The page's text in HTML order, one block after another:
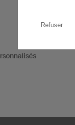
Refuser